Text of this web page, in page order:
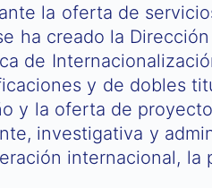
la oferta de
ha creado la
de
y de dobles
y la oferta de
investigativa y
internacional, la